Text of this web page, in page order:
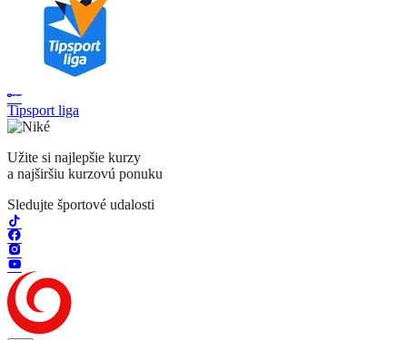
Tipsport liga
Užite si najlepšie kurzy
a najširšiu kurzovú ponuku
Sledujte športové udalosti